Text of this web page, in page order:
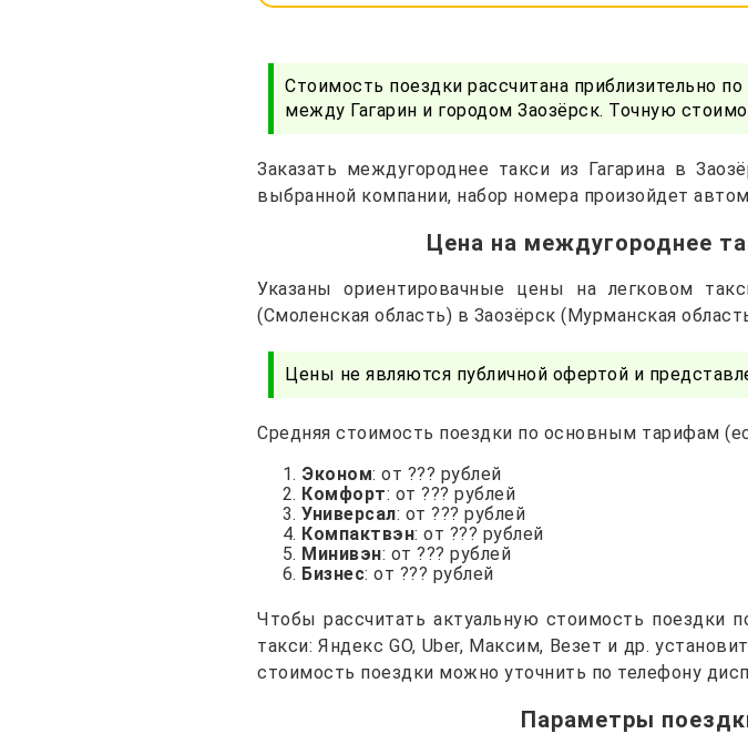
Стоимость поездки рассчитана приблизительно
между Гагарин и городом Заозёрск. Точную
Заказать междугороднее такси из Гагарина в
выбранной компании, набор номера произойдет
Цена на междугороднее
Указаны ориентировачные цены на легковом
(Смоленская область) в Заозёрск (Мурманская
Цены не являются публичной офертой и
Средняя стоимость поездки по основным тарифам
Эконом: от ??? рублей
Комфорт: от ??? рублей
Универсал: от ??? рублей
Компактвэн: от ??? рублей
Минивэн: от ??? рублей
Бизнес: от ??? рублей
Чтобы рассчитать актуальную стоимость поездки
такси: Яндекс GO, Uber, Максим, Везет и др.
стоимость поездки можно уточнить по телефону
Параметры